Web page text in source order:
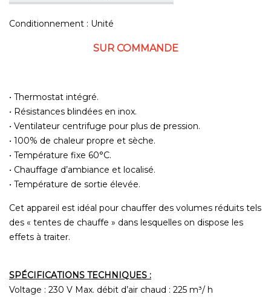
Conditionnement : Unité
SUR COMMANDE
• Thermostat intégré.
• Résistances blindées en inox.
• Ventilateur centrifuge pour plus de pression.
• 100% de chaleur propre et sèche.
• Température fixe 60°C.
• Chauffage d’ambiance et localisé.
• Température de sortie élevée.
Cet appareil est idéal pour chauffer des volumes réduits tels
des « tentes de chauffe » dans lesquelles on dispose les
effets à traiter.
SPÉCIFICATIONS TECHNIQUES :
Voltage : 230 V Max. débit d’air chaud : 225 m³/ h